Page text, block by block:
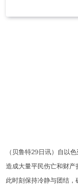
（贝鲁特29日讯）自以
造成大量平民伤亡和财
此时刻保持冷静与团结，